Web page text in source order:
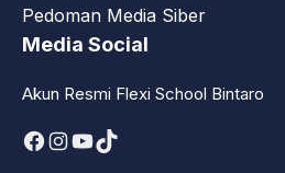
Pedoman Media Siber
Media Social
Akun Resmi Flexi School Bintaro
Facebook
Instagram
YouTube
TikTok